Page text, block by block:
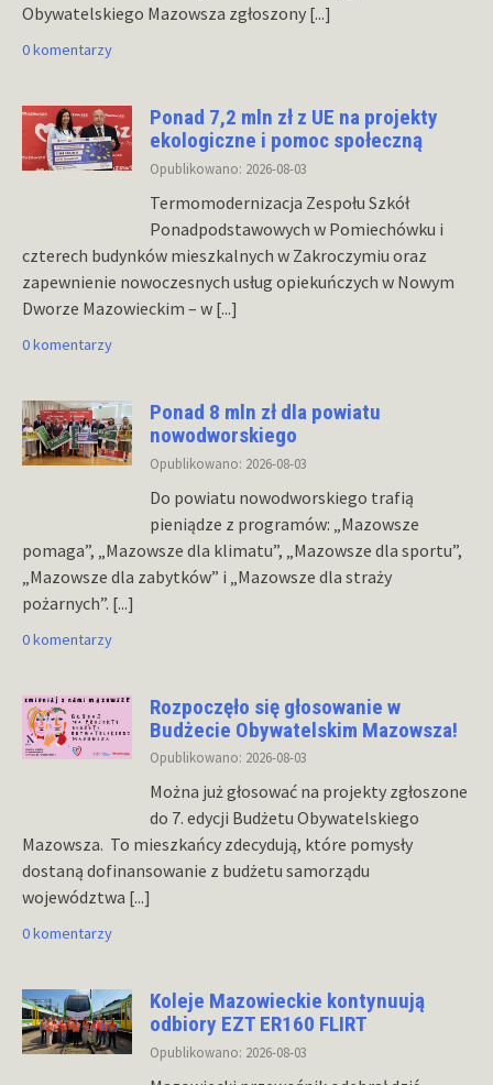
Obywatelskiego Mazowsza zgłoszony [...]
0 komentarzy
Ponad 7,2 mln zł z UE na projekty
ekologiczne i pomoc społeczną
Opublikowano: 2026-08-03
Termomodernizacja Zespołu Szkół
Ponadpodstawowych w Pomiechówku i
czterech budynków mieszkalnych w Zakroczymiu oraz
zapewnienie nowoczesnych usług opiekuńczych w Nowym
Dworze Mazowieckim – w [...]
0 komentarzy
Ponad 8 mln zł dla powiatu
nowodworskiego
Opublikowano: 2026-08-03
Do powiatu nowodworskiego trafią
pieniądze z programów: „Mazowsze
pomaga”, „Mazowsze dla klimatu”, „Mazowsze dla sportu”,
„Mazowsze dla zabytków” i „Mazowsze dla straży
pożarnych”. [...]
0 komentarzy
Rozpoczęło się głosowanie w
Budżecie Obywatelskim Mazowsza!
Opublikowano: 2026-08-03
Można już głosować na projekty zgłoszone
do 7. edycji Budżetu Obywatelskiego
Mazowsza. To mieszkańcy zdecydują, które pomysły
dostaną dofinansowanie z budżetu samorządu
województwa [...]
0 komentarzy
Koleje Mazowieckie kontynuują
odbiory EZT ER160 FLIRT
Opublikowano: 2026-08-03